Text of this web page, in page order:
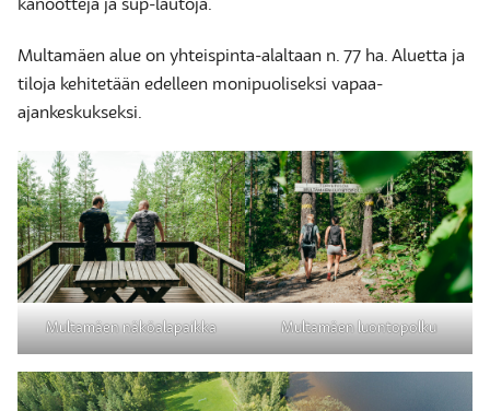
kanootteja ja sup-lautoja.
Multamäen alue on yhteispinta-alaltaan n. 77 ha. Aluetta ja
tiloja kehitetään edelleen monipuoliseksi vapaa-
ajankeskukseksi.
Multamäen näköalapaikka Multamäen luontopolku